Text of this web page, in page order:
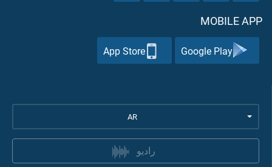
MOBILE APP
Google Play
App Store
AR
راديو